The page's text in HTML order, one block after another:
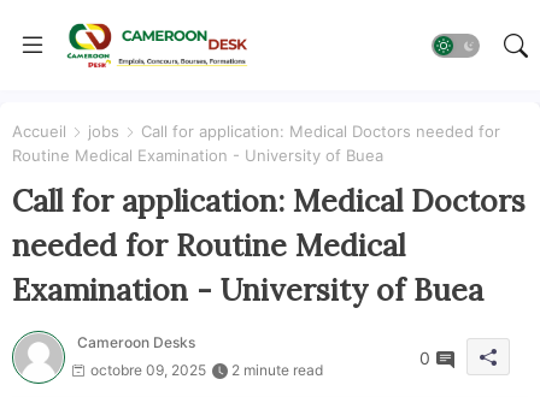
Accueil jobs
Call for application: Medical Doctors needed for
Routine Medical Examination - University of Buea
Call for application: Medical Doctors
needed for Routine Medical
Examination - University of Buea
Cameroon Desks
octobre 09, 2025
2 minute read
0